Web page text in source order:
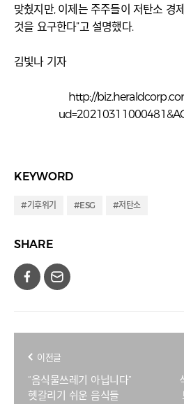
맞췄지만, 이제는 주주들이 저탄소 경
것을 요구한다”고 설명했다.
김빛나 기자
http://
KEYWORD
#기후위기 #ESG #저탄소
SHARE
이전글
“음식물쓰레기 아닙니다”
헷갈리기 쉬운 음식들